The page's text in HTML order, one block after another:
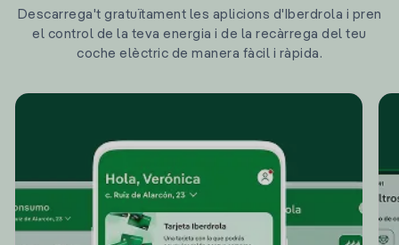
Descarrega't gratuïtament les aplicions d'Iberdrola i pren
el control de la teva energia i de la recàrrega del teu
coche elèctric de manera fàcil i ràpida.